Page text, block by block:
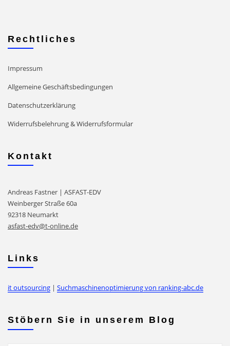
Rechtliches
Impressum
Allgemeine Geschäftsbedingungen
Datenschutzerklärung
Widerrufsbelehrung & Widerrufsformular
Kontakt
Andreas Fastner | ASFAST-EDV
Weinberger Straße 60a
92318 Neumarkt
asfast-edv@t-online.de
Links
it outsourcing | Suchmaschinenoptimierung von ranking-abc.de
Stöbern Sie in unserem Blog